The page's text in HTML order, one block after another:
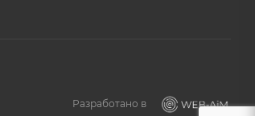
Разработано в